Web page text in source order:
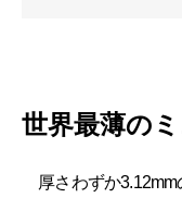
世界最薄の
厚さわずか3.12mm